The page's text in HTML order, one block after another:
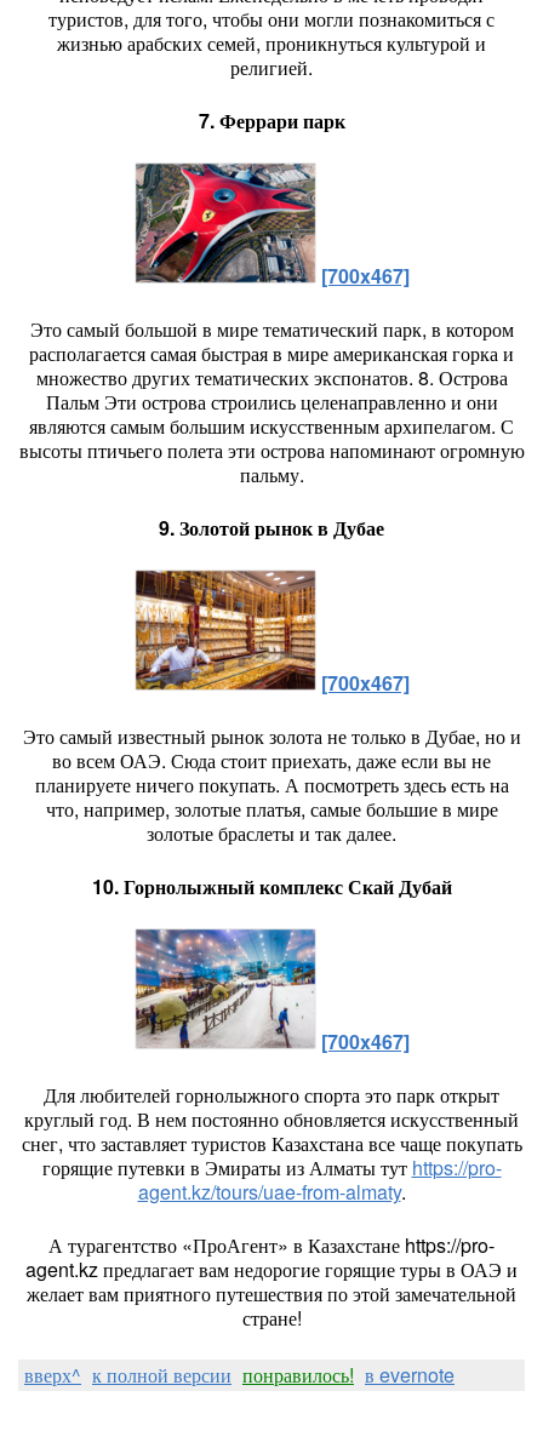
туристов, для того, чтобы они могли познакомиться с
жизнью арабских семей, проникнуться культурой и
религией.
7. Феррари парк
[700x467]
Это самый большой в мире тематический парк, в котором
располагается самая быстрая в мире американская горка и
множество других тематических экспонатов. 8. Острова
Пальм Эти острова строились целенаправленно и они
являются самым большим искусственным архипелагом. С
высоты птичьего полета эти острова напоминают огромную
пальму.
9. Золотой рынок в Дубае
[700x467]
Это самый известный рынок золота не только в Дубае, но и
во всем ОАЭ. Сюда стоит приехать, даже если вы не
планируете ничего покупать. А посмотреть здесь есть на
что, например, золотые платья, самые большие в мире
золотые браслеты и так далее.
10. Горнолыжный комплекс Скай Дубай
[700x467]
Для любителей горнолыжного спорта это парк открыт
круглый год. В нем постоянно обновляется искусственный
снег, что заставляет туристов Казахстана все чаще покупать
горящие путевки в Эмираты из Алматы тут https://pro-
agent.kz/tours/uae-from-almaty.
А турагентство «ПроАгент» в Казахстане https://pro-
agent.kz предлагает вам недорогие горящие туры в ОАЭ и
желает вам приятного путешествия по этой замечательной
стране!
вверх^ к полной версии понравилось! в evernote